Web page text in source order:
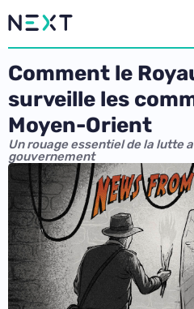
Comment le
surveille les
Moyen-Orient
Un rouage essentiel de la lutte
gouvernement